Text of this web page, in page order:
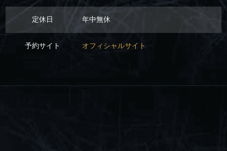
定休日 年中無休
予約サイト オフィシャルサイト